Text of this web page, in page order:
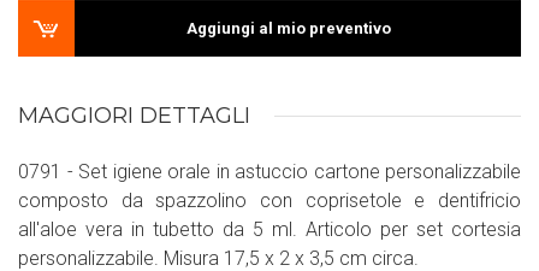
Aggiungi al mio preventivo
MAGGIORI DETTAGLI
0791 - Set igiene orale in astuccio cartone personalizzabile
composto da spazzolino con coprisetole e dentifricio
all'aloe vera in tubetto da 5 ml. Articolo per set cortesia
personalizzabile. Misura 17,5 x 2 x 3,5 cm circa.